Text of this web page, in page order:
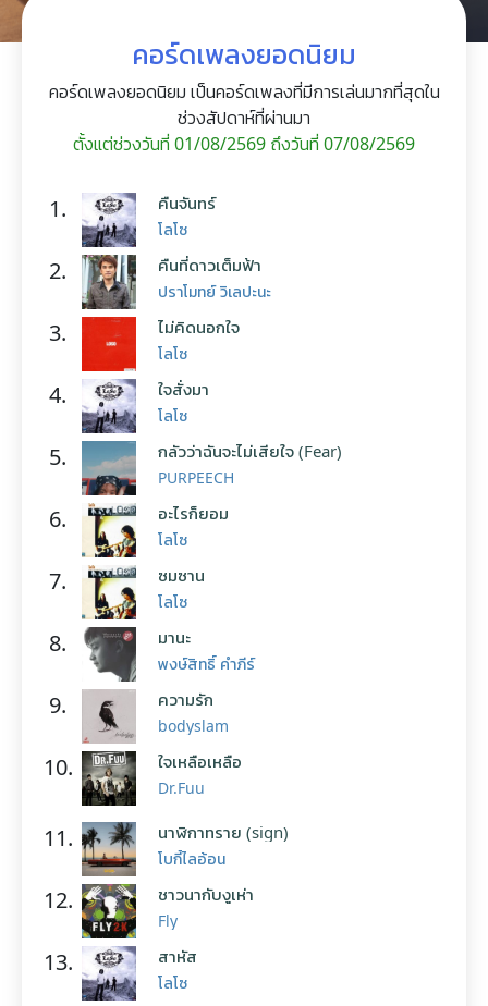
คอร์ดเพลงยอดนิยม
คอร์ดเพลงยอดนิยม เป็นคอร์ดเพลงที่มีการเล่นมากที่สุดใน
ช่วงสัปดาห์ที่ผ่านมา
ตั้งแต่ช่วงวันที่ 01/08/2569 ถึงวันที่ 07/08/2569
1. คืนจันทร์
โลโซ
2. คืนที่ดาวเต็มฟ้า
ปราโมทย์ วิเลปะนะ
3. ไม่คิดนอกใจ
โลโซ
4. ใจสั่งมา
โลโซ
5. กลัวว่าฉันจะไม่เสียใจ (Fear)
PURPEECH
6. อะไรก็ยอม
โลโซ
7. ซมซาน
โลโซ
8. มานะ
พงษ์สิทธิ์ คำภีร์
9. ความรัก
bodyslam
10. ใจเหลือเหลือ
Dr.Fuu
11. นาฬิกาทราย (sign)
โบกี้ไลอ้อน
12. ชาวนากับงูเห่า
Fly
13. สาหัส
โลโซ